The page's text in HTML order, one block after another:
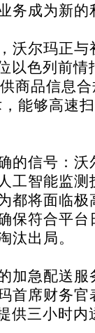
务成为新的
沃尔玛正
以色列前情
商品信息
能够高速
的信号：沃
工智能监测
都将面临极
保符合平台
汰出局。
加急配送
首席财务官
供三小时内